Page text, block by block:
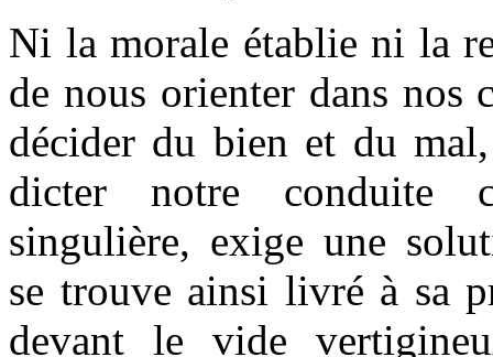
Ni la morale établie ni la
de nous orienter dans nos
décider du bien et du
dicter notre conduite
singulière, exige une
se trouve ainsi livré à sa
devant le vide